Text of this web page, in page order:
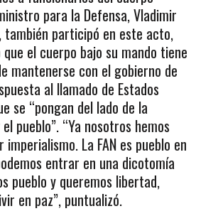
para la Defensa, Vladimir
también participó en este acto,
el cuerpo bajo su mando tiene
mantenerse con el gobierno de
al llamado de Estados
se “pongan del lado de la
pueblo”. “Ya nosotros hemos
imperialismo. La FAN es pueblo en
entrar en una dicotomía
pueblo y queremos libertad,
en paz”, puntualizó.